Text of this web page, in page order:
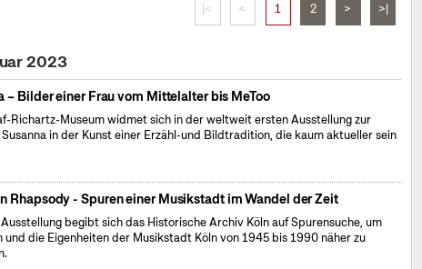
|< < 1 2 > >|
2023
– Bilder einer Frau vom Mittelalter bis MeToo
Richartz-Museum widmet sich in der weltweit ersten Ausstellung zur
in der Kunst einer Erzähl-und Bildtradition, die kaum aktueller sein
Rhapsody - Spuren einer Musikstadt im Wandel der Zeit
begibt sich das Historische Archiv Köln auf Spurensuche, um
und die Eigenheiten der Musikstadt Köln von 1945 bis 1990 näher zu